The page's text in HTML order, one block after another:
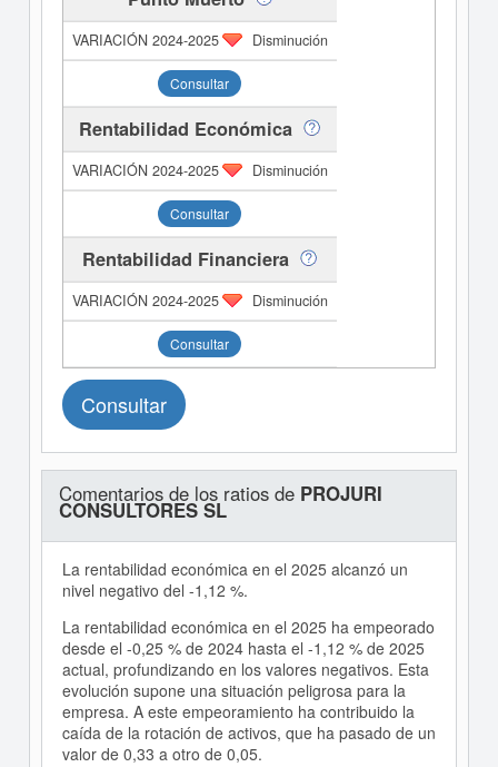
Disminución
Consultar
Rentabilidad Económica
Disminución
Consultar
Rentabilidad Financiera
Disminución
Consultar
Consultar
Comentarios de los ratios de PROJURI
CONSULTORES SL
La rentabilidad económica en el 2025 alcanzó un
nivel negativo del -1,12 %.
La rentabilidad económica en el 2025 ha empeorado
desde el -0,25 % de 2024 hasta el -1,12 % de 2025
actual, profundizando en los valores negativos. Esta
evolución supone una situación peligrosa para la
empresa. A este empeoramiento ha contribuido la
caída de la rotación de activos, que ha pasado de un
valor de 0,33 a otro de 0,05.